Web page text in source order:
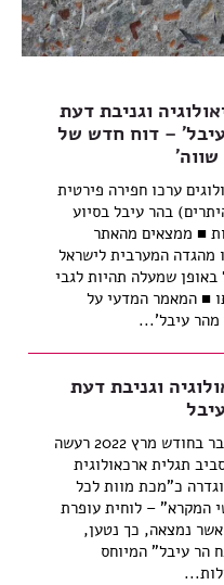
וגניבת דעת
– דוח חדש של
ערכו חפירה פירטית
בהר עיבל בסיוע
■ ממצאים מהאתר
מהגדה המערבית לישראל
באופן שמעלה תהיות לגבי
■ המאמר המדעי על
עיבל'...
וגניבת דעת
פתח דבר בחודש מרץ 2022 רעשה
תגלית ארכאולוגית
כ"מכת מוות לכל
המקרא" – לוחית עופרת
אשר נמצאה, כך נטען,
הר עיבל" המיוחס